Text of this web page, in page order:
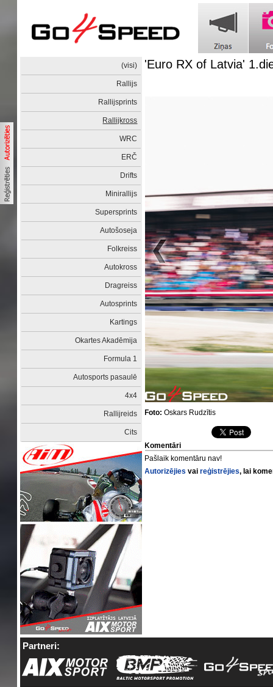
(visi)
Rallijs
Rallijsprints
Rallijkross
WRC
ERČ
Drifts
Minirallijs
Supersprints
Autošoseja
Folkreiss
Autokross
Dragreiss
Autosprints
Kartings
Okartes Akadēmija
Formula 1
Autosports pasaulē
4x4
Rallijreids
Cits
'Euro RX of Latvia'
Foto: Oskars Rudzītis
Komentāri
Pašlaik komentāru nav!
Autorizējies vaireģistrējies, lai
Partneri: